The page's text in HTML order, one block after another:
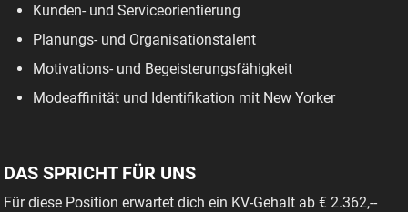
Kunden- und Serviceorientierung
Planungs- und Organisationstalent
Motivations- und Begeisterungsfähigkeit
Modeaffinität und Identifikation mit New Yorker
DAS SPRICHT FÜR UNS
Für diese Position erwartet dich ein KV-Gehalt ab € 2.362,--